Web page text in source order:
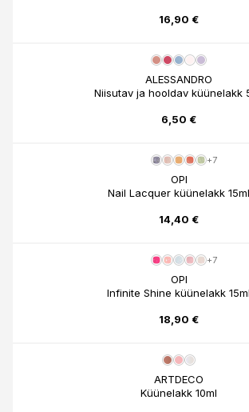
16,90 €
ALESSANDRO
Niisutav ja hooldav küünelakk
6,50 €
+7
OPI
Nail Lacquer küünelakk 15ml
14,40 €
+7
OPI
Infinite Shine küünelakk 15ml
18,90 €
ARTDECO
Küünelakk 10ml